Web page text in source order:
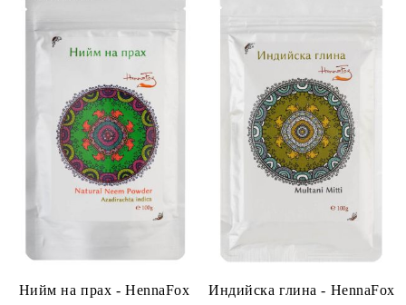
Нийм на прах - HennaFox
Индийска глина - HennaFox